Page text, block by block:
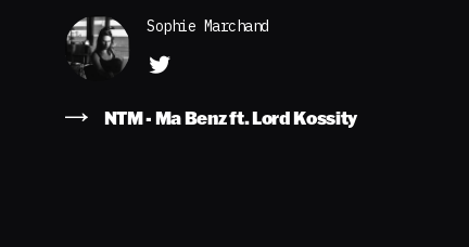
Sophie Marchand
NTM - Ma Benz ft. Lord Kossity